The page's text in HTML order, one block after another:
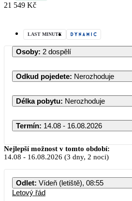
21 549 Kč
LAST MINUTE
Osoby: 2 dospělí
Odkud pojedete: Nerozhoduje
Délka pobytu: Nerozhoduje
Termín: 14.08 - 16.08.2026
Srpen
PO ÚT ST ČT
Nejlepší možnost v tomto období:
14.08 - 16.08.2026 (3 dny, 2 noci)
Odlet: Vídeň (letiště), 08:55
Letový řád